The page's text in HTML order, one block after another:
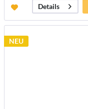
Details
NEU